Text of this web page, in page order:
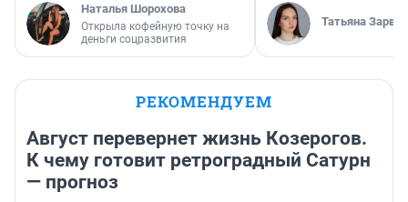
Наталья Шорохова
Открыла кофейную точку на
деньги соцразвития
Татьяна Зарва
РЕКОМЕНДУЕМ
Август перевернет жизнь Козерогов.
К чему готовит ретроградный Сатурн
— прогноз